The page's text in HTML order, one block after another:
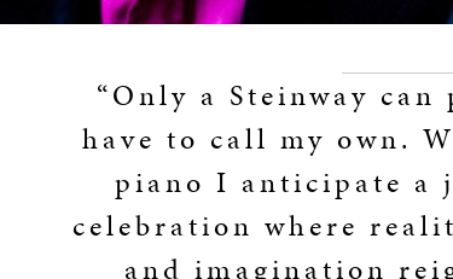
“Only a Steinway
have to call my own.
piano I anticipate a
celebration where
and imagination